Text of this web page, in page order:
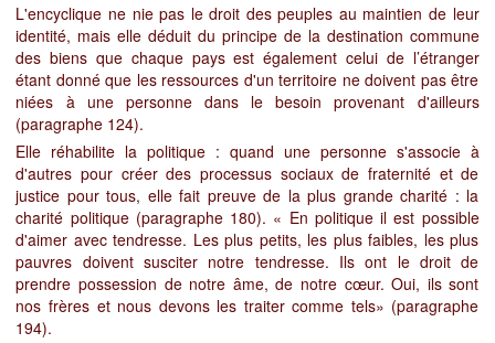
L'encyclique ne nie pas le droit des peuples au maintien de leur
identité, mais elle déduit du principe de la destination commune
des biens que chaque pays est également celui de l’étranger
étant donné que les ressources d'un territoire ne doivent pas être
niées à une personne dans le besoin provenant d'ailleurs
(paragraphe 124).
Elle réhabilite la politique : quand une personne s'associe à
d'autres pour créer des processus sociaux de fraternité et de
justice pour tous, elle fait preuve de la plus grande charité : la
charité politique (paragraphe 180). « En politique il est possible
d'aimer avec tendresse. Les plus petits, les plus faibles, les plus
pauvres doivent susciter notre tendresse. Ils ont le droit de
prendre possession de notre âme, de notre cœur. Oui, ils sont
nos frères et nous devons les traiter comme tels» (paragraphe
194).